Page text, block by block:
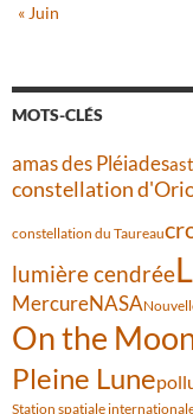
« Juin
MOTS-CLÉS
amas des Pléiades
constellation
constellation du Taureau
lumière cendrée
MercureNASA
On the
Pleine Lune
Station spatiale